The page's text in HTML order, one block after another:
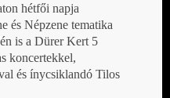
hétfői napja
és Népzene tematika
is a Dürer Kert 5
koncertekkel,
és ínycsiklandó Tilos